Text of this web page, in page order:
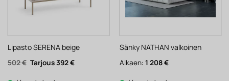
Lipasto SERENA beige
502€ Alkuperäinen
hinta
392€Nykyinen
Sänky NATHAN valkoinen
Alkaen: 1 208€